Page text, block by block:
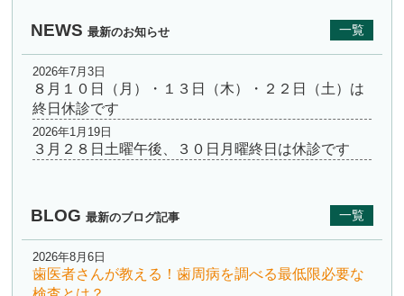
NEWS 最新のお知らせ 一覧
2026年7月3日
８月１０日（月）・１３日（木）・２２日（土）は
終日休診です
2026年1月19日
３月２８日土曜午後、３０日月曜終日は休診です
BLOG 最新のブログ記事 一覧
2026年8月6日
歯医者さんが教える！歯周病を調べる最低限必要な